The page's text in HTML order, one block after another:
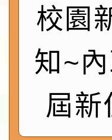
鎮韌
速演
「115
法」
本校
告(不
檢送
賽實
本市
校園
知~
屆新